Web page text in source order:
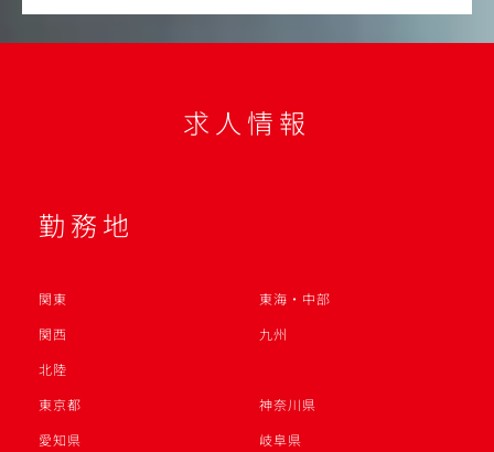
求人情報
勤務地
関東
東海・中部
関西
九州
北陸
東京都
神奈川県
愛知県
岐阜県